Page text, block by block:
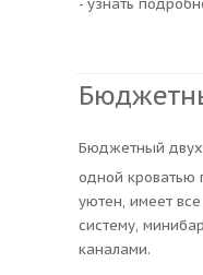
Бюджетный
одной
уютен, имеет
систему,
каналами.